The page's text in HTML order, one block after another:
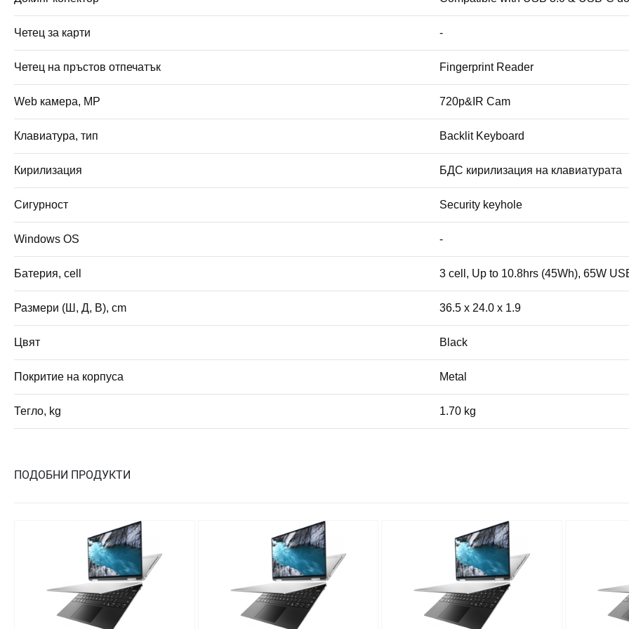
Четец за карти -
Четец на пръстов отпечатък Fingerprint Reader
Web камера, MP 720p&IR Cam
Клавиатура, тип Backlit Keyboard
Кирилизация БДС кирилизация на клавиатурата
Сигурност Security keyhole
Windows OS -
Батерия, cell 3 cell, Up to 10.8hrs (45Wh), 65W
Размери (Ш, Д, В), cm 36.5 x 24.0 x 1.9
Цвят Black
Покритие на корпуса Metal
Тегло, kg 1.70 kg
ПОДОБНИ ПРОДУКТИ